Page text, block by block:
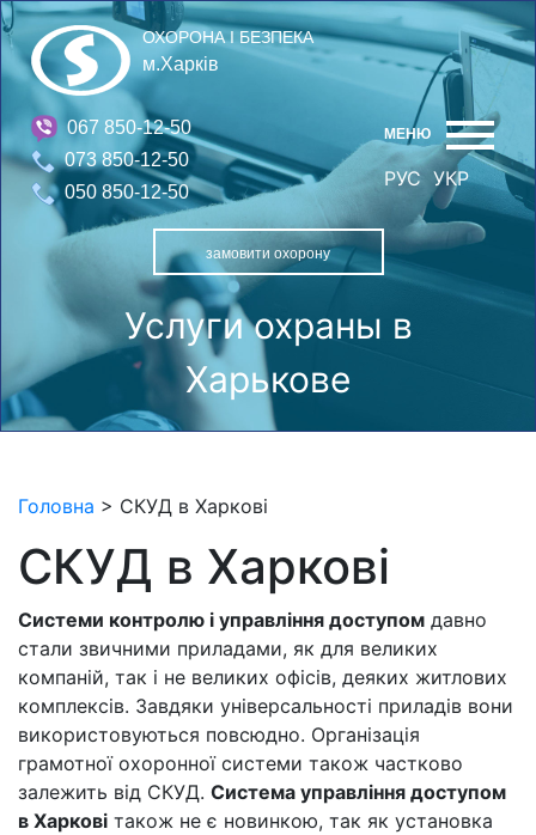
ОХОРОНА І БЕЗПЕКА
м.Харків
067 850-12-50
073 850-12-50
050 850-12-50
МЕНЮ
РУС УКР
замовити охорону
Услуги охраны в
Харькове
Головна > СКУД в Харкові
СКУД в Харкові
Системи контролю і управління доступом давно
стали звичними приладами, як для великих
компаній, так і не великих офісів, деяких житлових
комплексів. Завдяки універсальності приладів вони
використовуються повсюдно. Організація
грамотної охоронної системи також частково
залежить від СКУД. Система управління доступом
в Харкові також не є новинкою, так як установка